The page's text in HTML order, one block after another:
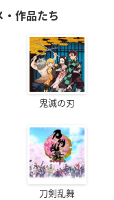
・作品たち
鬼滅の刃
刀剣乱舞